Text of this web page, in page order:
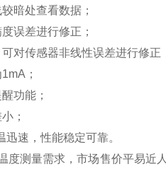
暗处查看数据；
误差进行修正；
传感器非线性误差进行修正
；
功能；
；
速，性能稳定可靠。
测量需求，市场售价平易近